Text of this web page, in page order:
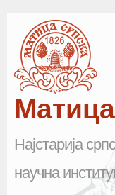
Најстарија
научна